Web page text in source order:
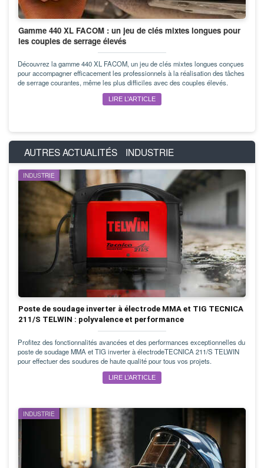
Gamme 440 XL FACOM : un jeu de clés mixtes longues pour
les couples de serrage élevés
Découvrez la gamme 440 XL FACOM, un jeu de clés mixtes longues conçues
pour accompagner efficacement les professionnels à la réalisation des tâches
de serrage courantes, même les plus difficiles avec des couples élevés.
LIRE L’ARTICLE
AUTRES ACTUALITÉS INDUSTRIE
INDUSTRIE
Poste de soudage inverter à électrode MMA et TIG TECNICA
211/S TELWIN : polyvalence et performance
Profitez des fonctionnalités avancées et des performances exceptionnelles du
poste de soudage MMA et TIG inverter à électrodeTECNICA 211/S TELWIN
pour effectuer des soudures de haute qualité pour tous vos projets.
LIRE L’ARTICLE
INDUSTRIE